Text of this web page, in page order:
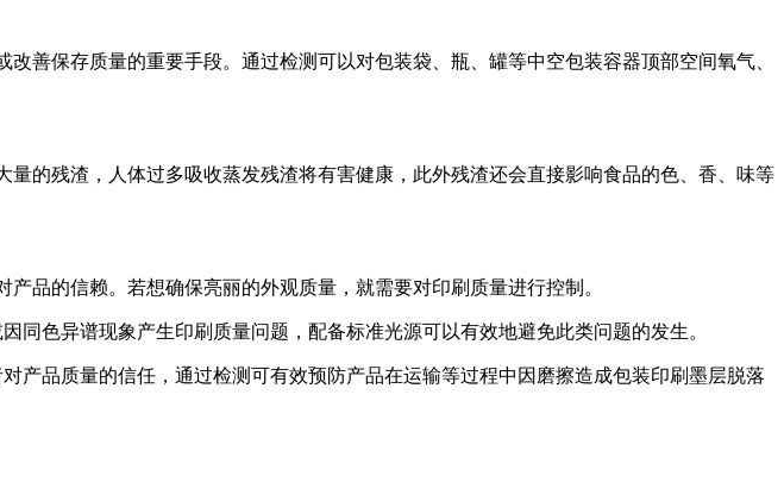
善保存质量的重要手段。通过检测可以对包装袋、瓶、罐等中空包装容器顶部空间氧气、
的残渣，人体过多吸收蒸发残渣将有害健康，此外残渣还会直接影响食品的色、香、味等
品的信赖。若想确保亮丽的外观质量，就需要对印刷质量进行控制。
色异谱现象产生印刷质量问题，配备标准光源可以有效地避免此类问题的发生。
产品质量的信任，通过检测可有效预防产品在运输等过程中因磨擦造成包装印刷墨层脱落